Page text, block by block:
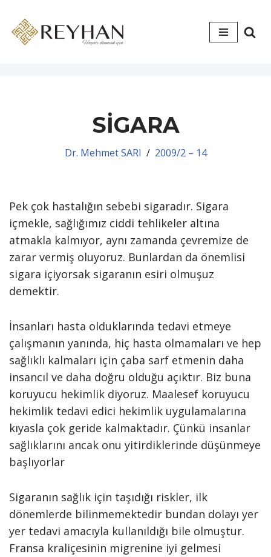
İçeriğe
SİGARA
Dr. Mehmet SARI 2009/2 – 14
Pek çok hastalığın sebebi sigaradır. Sigara
içmekle, sağlığımız ciddi tehlikeler altına
atmakla kalmıyor, aynı zamanda çevremize de
zarar vermiş oluyoruz. Bunlardan da önemlisi
sigara içiyorsak sigaranın esiri olmuşuz
demektir.
İnsanları hasta olduklarında tedavi etmeye
çalışmanın yanında, hiç hasta olmamaları ve hep
sağlıklı kalmaları için çaba sarf etmenin daha
insancıl ve daha doğru olduğu açıktır. Biz buna
koruyucu hekimlik diyoruz. Maalesef koruyucu
hekimlik tedavi edici hekimlik uygulamalarına
kıyasla çok geride kalmaktadır. Çünkü insanlar
sağlıklarını ancak onu yitirdiklerinde düşünmeye
başlıyorlar
Sigaranın sağlık için taşıdığı riskler, ilk
dönemlerde bilinmemektedir bundan dolayı yer
yer tedavi amacıyla kullanıldığı bile olmuştur.
Fransa kraliçesinin migrenine iyi gelmesi